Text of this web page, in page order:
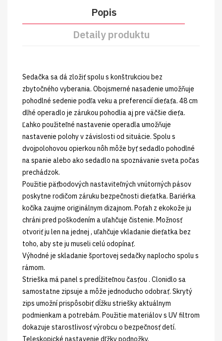
Popis
Detaily produktu
Sedačka sa dá zložiť spolu s konštrukciou bez
zbytočného vyberania. Obojsmerné nasadenie umožňuje
pohodlné sedenie podľa veku a preferencií dieťaťa. 48 cm
dlhé operadlo je zárukou pohodlia aj pre väčšie dieťa.
Ľahko použiteľné nastavenie operadla umožňuje
nastavenie polohy v závislosti od situácie. Spolu s
dvojpolohovou opierkou nôh môže byť sedadlo pohodlné
na spanie alebo ako sedadlo na spoznávanie sveta počas
prechádzok.
Použitie päťbodových nastaviteľných vnútorných pásov
poskytne rodičom záruku bezpečnosti dieťatka. Bariérka
kočíka zaujme originálnym dizajnom. Poťah z ekokože ju
chráni pred poškodením a uľahčuje čistenie. Možnosť
otvoriť ju len na jednej , uľahčuje vkladanie dieťatka bez
toho, aby ste ju museli celú odopínať.
Výhodné je skladanie športovej sedačky naplocho spolu s
rámom.
Strieška má panel s predĺžiteľnou časťou . Clonidlo sa
samostatne zipsuje a môže jednoducho odobrať. Skrytý
zips umožní prispôsobiť dĺžku striešky aktuálnym
podmienkam a potrebám. Použitie materiálov s UV filtrom
dokazuje starostlivosť výrobcu o bezpečnosť detí.
Teleskopické nastavenie dľžky podnožky.